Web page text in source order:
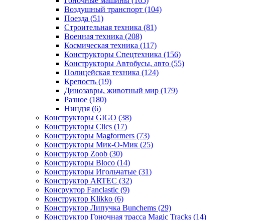
Воздушный транспорт (104)
Поезда (51)
Строительная техника (81)
Военная техника (208)
Космическая техника (117)
Конструкторы Спецтехника (156)
Конструкторы Автобусы, авто (55)
Полицейская техника (124)
Крепость (19)
Динозавры, животный мир (179)
Разное (180)
Ниндзя (6)
Конструкторы GIGO (38)
Конструкторы Clics (17)
Конструкторы Magformers (73)
Конструкторы Мик-О-Мик (25)
Конструктор Zoob (30)
Конструкторы Bloco (14)
Конструкторы Игольчатые (31)
Конструктор ARTEC (32)
Консруктор Fanclastic (9)
Конструктор Klikko (6)
Конструктор Липучка Bunchems (29)
Конструктор Гоночная трасса Magic Tracks (14)